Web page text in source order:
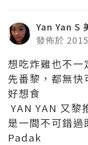
Yan Yan S
發佈於
想吃炸雞也不
先番黎，都無
好想食
YAN YAN 又黎
是一間不可錯
Padak